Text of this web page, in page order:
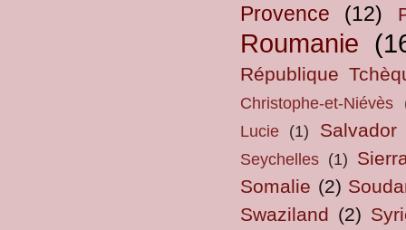
Provence (12)
Roumanie
République
Christophe-et-Niévès
Lucie (1) Salvador
Seychelles (1)
Somalie (2)
Swaziland (2)